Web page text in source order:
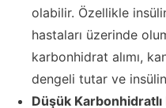
olabilir. Özellikle
hastaları üzerinde
karbonhidrat alımı,
dengeli tutar ve insülin
Düşük